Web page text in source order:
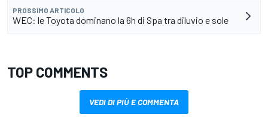
PROSSIMO ARTICOLO
WEC: le Toyota dominano la 6h di Spa tra diluvio e sole
TOP COMMENTS
VEDI DI PIÙ E COMMENTA